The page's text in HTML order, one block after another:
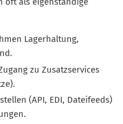
Lagerhaltung,
zu Zusatzservices
(API, EDI, Dateifeeds)